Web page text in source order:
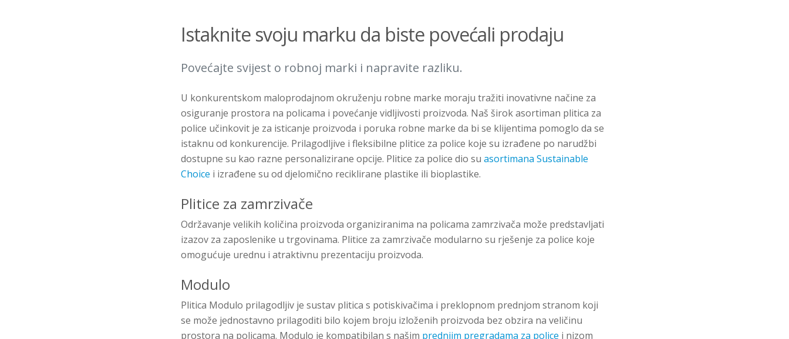
Istaknite svoju marku da biste povećali prodaju
Povećajte svijest o robnoj marki i napravite razliku.
U konkurentskom maloprodajnom okruženju robne marke moraju tražiti inovativne načine za
osiguranje prostora na policama i povećanje vidljivosti proizvoda. Naš širok asortiman plitica za
police učinkovit je za isticanje proizvoda i poruka robne marke da bi se klijentima pomoglo da se
istaknu od konkurencije. Prilagodljive i fleksibilne plitice za police koje su izrađene po narudžbi
dostupne su kao razne personalizirane opcije. Plitice za police dio su asortimana Sustainable
Choice i izrađene su od djelomično reciklirane plastike ili bioplastike.
Plitice za zamrzivače
Održavanje velikih količina proizvoda organiziranima na policama zamrzivača može predstavljati
izazov za zaposlenike u trgovinama. Plitice za zamrzivače modularno su rješenje za police koje
omogućuje urednu i atraktivnu prezentaciju proizvoda.
Modulo
Plitica Modulo prilagodljiv je sustav plitica s potiskivačima i preklopnom prednjom stranom koji
se može jednostavno prilagoditi bilo kojem broju izloženih proizvoda bez obzira na veličinu
prostora na policama. Modulo je kompatibilan s našim prednjim pregradama za police i nizom